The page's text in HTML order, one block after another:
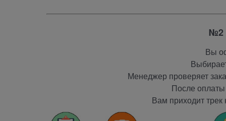
№2
Вы
Менеджер проверяет
После
Вам приходит